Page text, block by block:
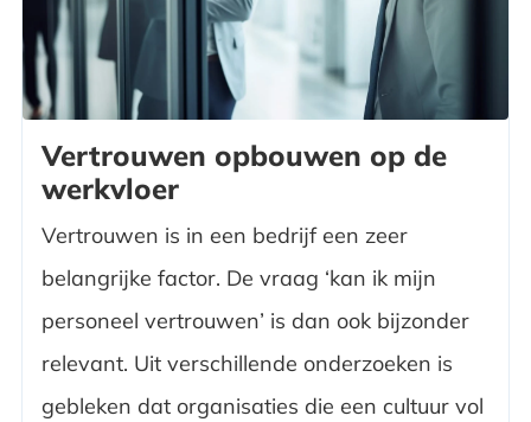
Vertrouwen opbouwen op de
werkvloer
Vertrouwen is in een bedrijf een zeer
belangrijke factor. De vraag ‘kan ik mijn
personeel vertrouwen’ is dan ook bijzonder
relevant. Uit verschillende onderzoeken is
gebleken dat organisaties die een cultuur vol